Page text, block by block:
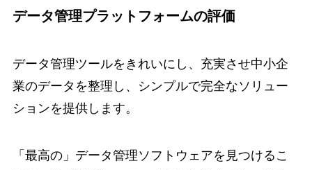
データ管理プラットフォームの評価
データ管理ツールをきれいにし、充実させ中小企
業のデータを整理し、シンプルで完全なソリュー
ションを提供します。
「最高の」データ管理ソフトウェアを見つけるこ